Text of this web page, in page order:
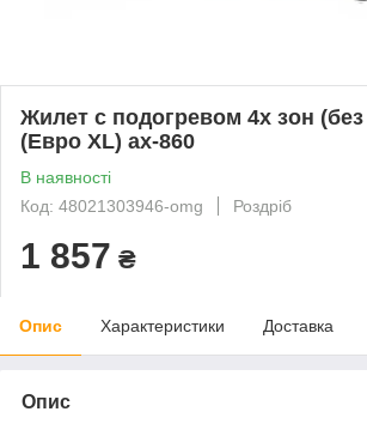
Жилет с подогревом 4х зон
(Евро XL) ax-860
В наявності
Код: 48021303946-omg
Роздріб
1 857 ₴
Опис Характеристики Доставка
Опис